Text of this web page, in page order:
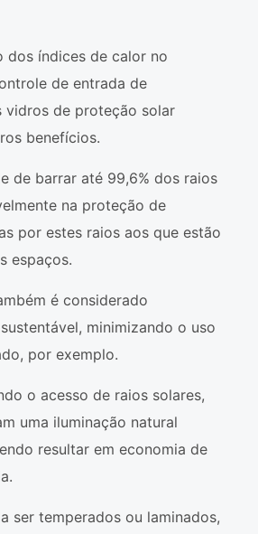
dos índices de calor no
de entrada de
vidros de proteção solar
benefícios.
de barrar até 99,6% dos raios
na proteção de
por estes raios aos que estão
espaços.
é considerado
minimizando o uso
por exemplo.
o acesso de raios solares,
uma iluminação natural
resultar em economia de
ser temperados ou laminados,